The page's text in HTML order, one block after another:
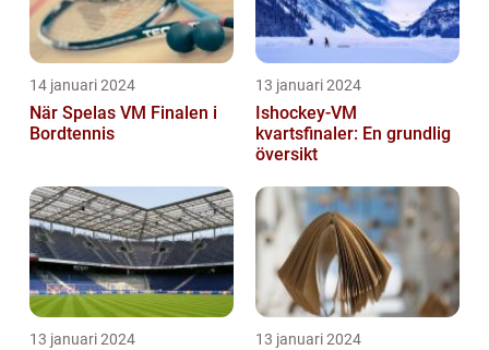
14 januari 2024
När Spelas VM Finalen i
Bordtennis
13 januari 2024
Ishockey-VM
kvartsfinaler: En grundlig
översikt
13 januari 2024 13 januari 2024